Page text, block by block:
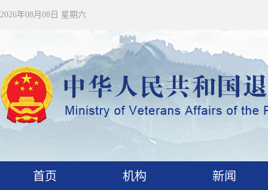
2026年08月08日 星期六
首页 机构 新闻